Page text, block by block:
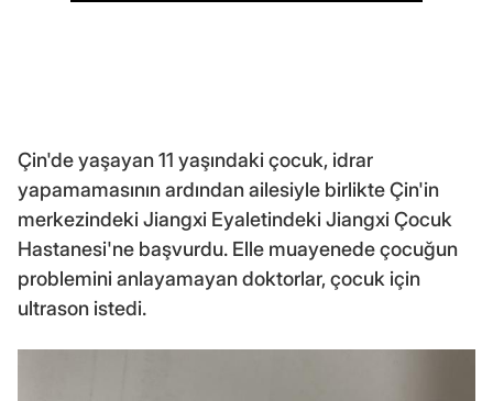
Çin'de yaşayan 11 yaşındaki çocuk, idrar
yapamamasının ardından ailesiyle birlikte Çin'in
merkezindeki Jiangxi Eyaletindeki Jiangxi Çocuk
Hastanesi'ne başvurdu. Elle muayenede çocuğun
problemini anlayamayan doktorlar, çocuk için
ultrason istedi.